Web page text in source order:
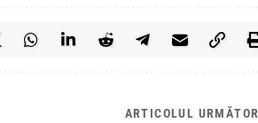
ARTICOLUL URMĂTOR